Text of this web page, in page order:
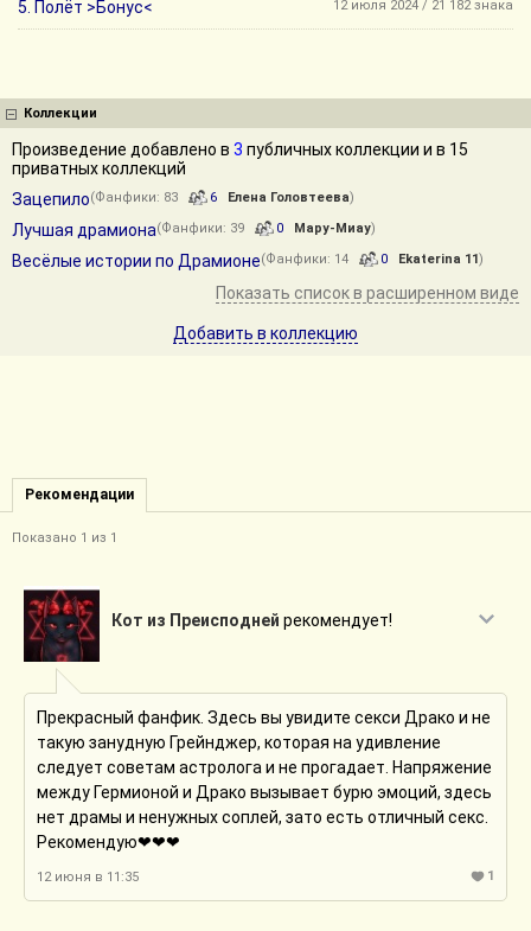
5. Полёт >Бонус< 12 июля 2024 / 21 182 знака
Коллекции
Произведение добавлено в 3 публичных коллекции и в 15
приватных коллекций
Зацепило(Фанфики: 83 6 Елена Головтеева)
Лучшая драмиона(Фанфики: 39 0 Мару-Миау)
Весёлые истории по Драмионе(Фанфики: 14 0 Ekaterina 11)
Показать список в расширенном виде
Добавить в коллекцию
Рекомендации
Показано 1 из 1
Кот из Преисподней рекомендует!
Прекрасный фанфик. Здесь вы увидите секси Драко и не
такую занудную Грейнджер, которая на удивление
следует советам астролога и не прогадает. Напряжение
между Гермионой и Драко вызывает бурю эмоций, здесь
нет драмы и ненужных соплей, зато есть отличный секс.
Рекомендую❤❤❤
12 июня в 11:35 1